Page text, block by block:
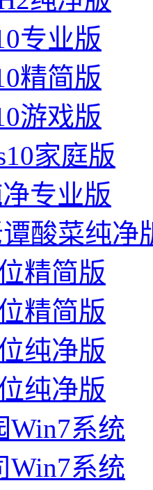
专业版
精简版
游戏版
家庭版
专业版
酸菜纯净
精简版
精简版
纯净版
纯净版
Win7系统
Win7系统